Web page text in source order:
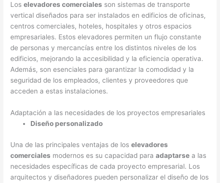
Loselevadores comerciales son sistemas de transporte
vertical diseñados para ser instalados en edificios de oficinas,
centros comerciales, hoteles, hospitales y otros espacios
empresariales. Estos elevadores permiten un flujo constante
de personas y mercancías entre los distintos niveles de los
edificios, mejorando la accesibilidad y la eficiencia operativa.
Además, son esenciales para garantizar la comodidad y la
seguridad de los empleados, clientes y proveedores que
acceden a estas instalaciones.
Adaptación a las necesidades de los proyectos empresariales
Diseño personalizado
Una de las principales ventajas de loselevadores
comerciales modernos es su capacidad paraadaptarse a las
necesidades específicas de cada proyecto empresarial. Los
arquitectos y diseñadores pueden personalizar el diseño de los